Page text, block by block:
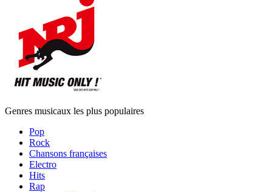
Genres musicaux les plus populaires
Pop
Rock
Chansons françaises
Electro
Hits
Rap